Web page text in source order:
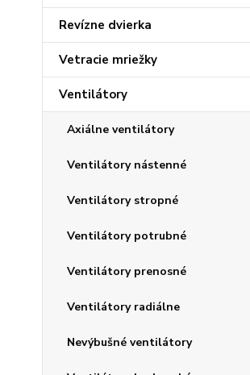
Revízne dvierka
Vetracie mriežky
Ventilátory
Axiálne ventilátory
Ventilátory nástenné
Ventilátory stropné
Ventilátory potrubné
Ventilátory prenosné
Ventilátory radiálne
Nevýbušné ventilátory